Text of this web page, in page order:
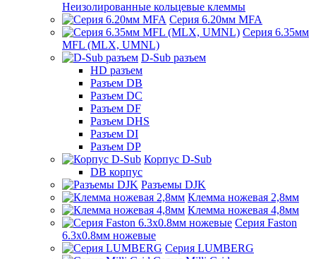
Неизолированные кольцевые клеммы
Серия 6.20мм MFA
Серия 6.35мм
MFL (MLX, UMNL)
D-Sub разъем
HD разъем
Разъем DB
Разъем DC
Разъем DF
Разъем DHS
Разъем DI
Разъем DP
Корпус D-Sub
DB корпус
Разъемы DJK
Клемма ножевая 2,8мм
Клемма ножевая 4,8мм
Серия Faston
6.3х0.8мм ножевые
Серия LUMBERG